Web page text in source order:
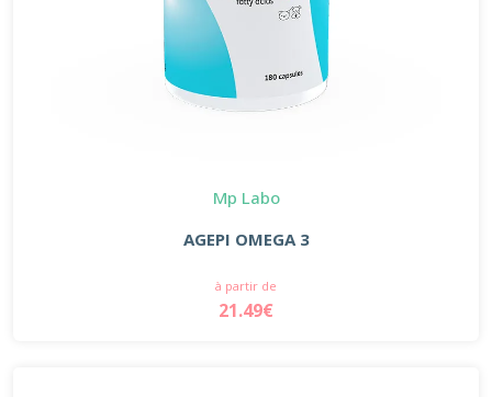
Mp Labo
AGEPI OMEGA 3
à partir de
21.49€